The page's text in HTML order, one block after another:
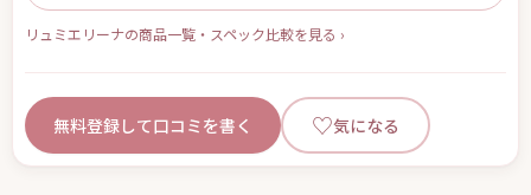
リュミエリーナの商品一覧・スペック比較を見る ›
無料登録して口コミを書く ♡気になる